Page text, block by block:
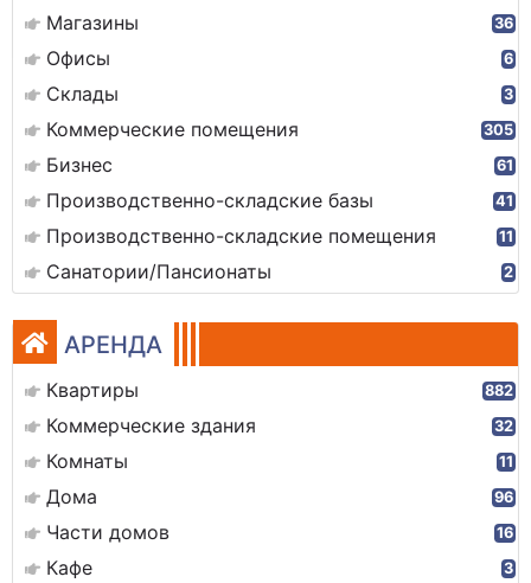
Магазины 36
Офисы 6
Склады 3
Коммерческие помещения 305
Бизнес 61
Производственно-складские базы 41
Производственно-складские помещения 11
Санатории/Пансионаты 2
АРЕНДА
Квартиры 882
Коммерческие здания 32
Комнаты 11
Дома 96
Части домов 16
Кафе 3